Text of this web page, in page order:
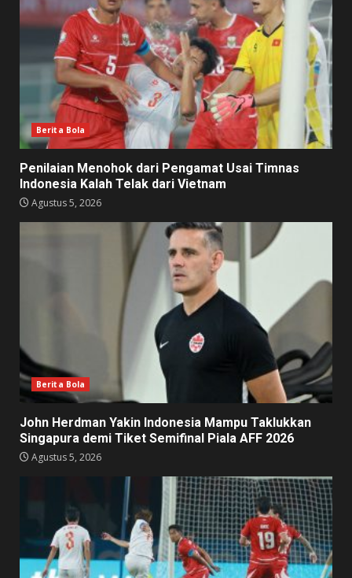
Berita Bola
Penilaian Menohok dari Pengamat Usai Timnas
Indonesia Kalah Telak dari Vietnam
Agustus 5, 2026
Berita Bola
John Herdman Yakin Indonesia Mampu Taklukkan
Singapura demi Tiket Semifinal Piala AFF 2026
Agustus 5, 2026